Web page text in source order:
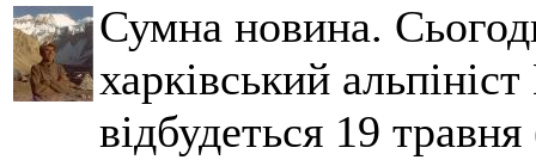
Сумна новина.
харківський
відбудеться 19